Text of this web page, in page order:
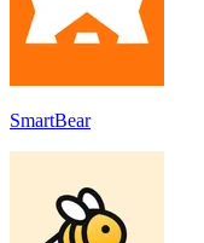
SmartBear